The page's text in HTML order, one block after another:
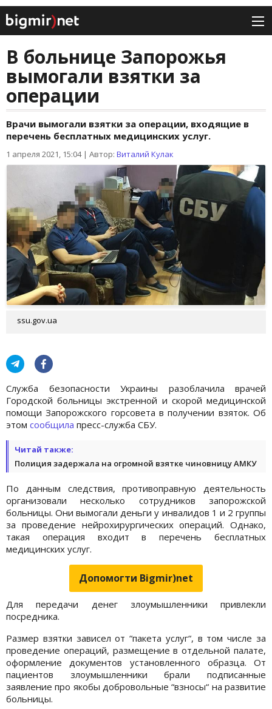
В больнице Запорожья
вымогали взятки за
операции
Врачи вымогали взятки за операции, входящие в
перечень бесплатных медицинских услуг.
1 апреля 2021, 15:04| Автор: Виталий Кулак
ssu.gov.ua
Служба безопасности Украины разоблачила врачей
Городской больницы экстренной и скорой медицинской
помощи Запорожского горсовета в получении взяток. Об
этом сообщила пресс-служба СБУ.
Читай также:
Полиция задержала на огромной взятке чиновницу АМКУ
По данным следствия, противоправную деятельность
организовали несколько сотрудников запорожской
больницы. Они вымогали деньги у инвалидов 1 и 2 группы
за проведение нейрохирургических операций. Однако,
такая операция входит в перечень бесплатных
медицинских услуг.
Допомогти Bigmir)net
Для передачи денег злоумышленники привлекли
посредника.
Размер взятки зависел от “пакета услуг“, в том числе за
проведение операций, размещение в отдельной палате,
оформление документов установленного образца. От
пациентов злоумышленники брали подписанные
заявление про якобы добровольные “взносы“ на развитие
больницы.